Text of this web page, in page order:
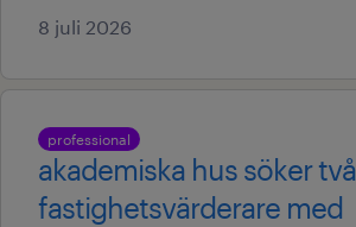
8 juli 2026
professional
akademiska hus söker två
fastighetsvärderare med